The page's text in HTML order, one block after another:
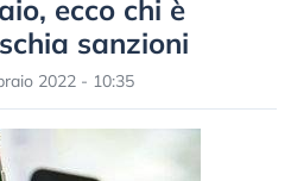
ecco chi è
sanzioni
2022 - 10:35